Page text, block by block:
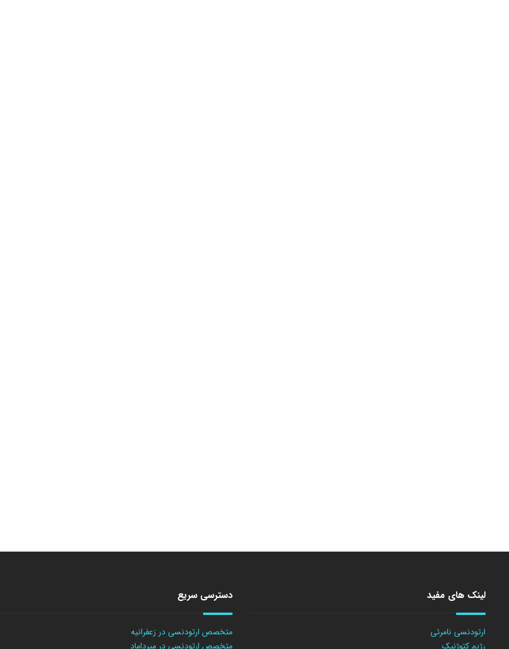
لینک های مفید
ارتودنسی نامرئی
رژیم کتوژنیک
دسترسی سریع
متخصص ارتودنسی در زعفرانیه
متخصص ارتودنسی در میرداماد